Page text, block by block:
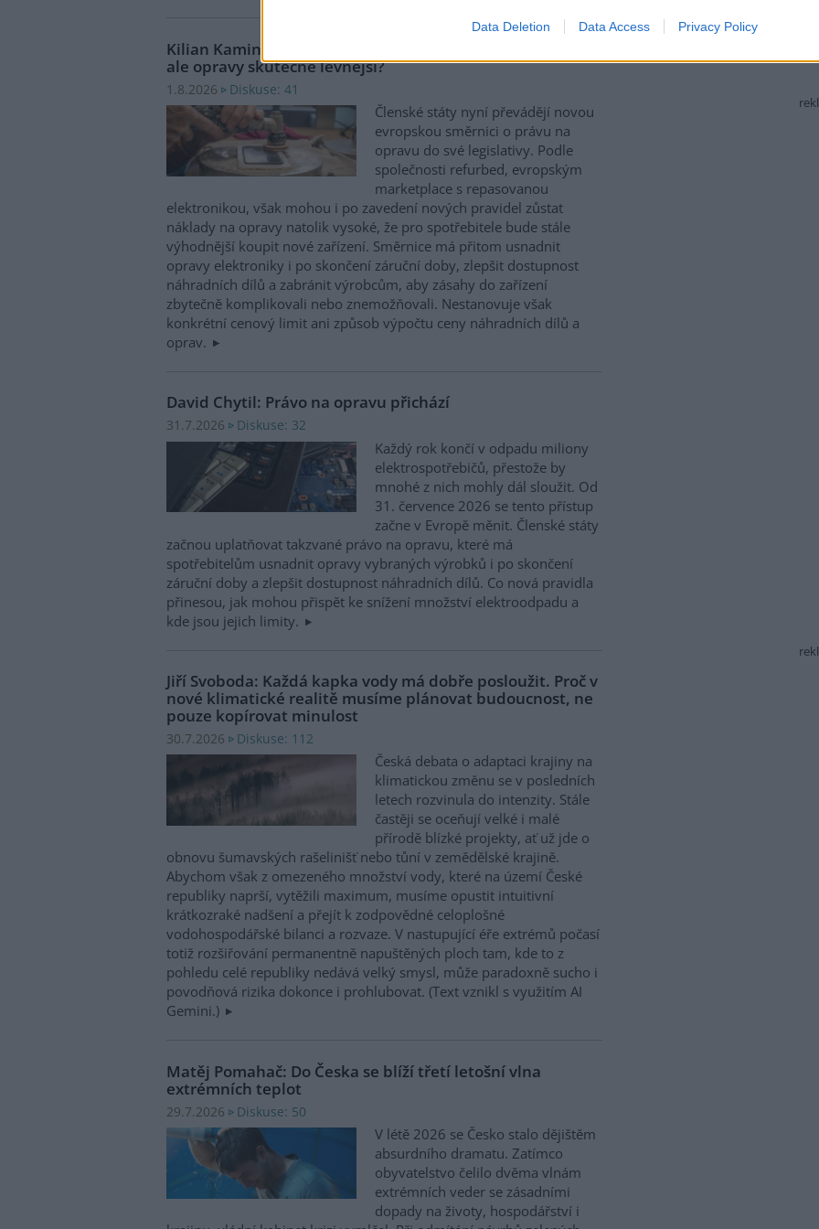
Data Deletion Data Access Privacy Policy
Kilian Kaminski: Evropa slibuje právo na opravu. Budou
ale opravy skutečně levnější?
1.8.2026 Diskuse: 41
Členské státy nyní převádějí novou
evropskou směrnici o právu na
opravu do své legislativy. Podle
společnosti refurbed, evropským
marketplace s repasovanou
elektronikou, však mohou i po zavedení nových pravidel zůstat
náklady na opravy natolik vysoké, že pro spotřebitele bude stále
výhodnější koupit nové zařízení. Směrnice má přitom usnadnit
opravy elektroniky i po skončení záruční doby, zlepšit dostupnost
náhradních dílů a zabránit výrobcům, aby zásahy do zařízení
zbytečně komplikovali nebo znemožňovali. Nestanovuje však
konkrétní cenový limit ani způsob výpočtu ceny náhradních dílů a
oprav.
David Chytil: Právo na opravu přichází
31.7.2026 Diskuse: 32
Každý rok končí v odpadu miliony
elektrospotřebičů, přestože by
mnohé z nich mohly dál sloužit. Od
31. července 2026 se tento přístup
začne v Evropě měnit. Členské státy
začnou uplatňovat takzvané právo na opravu, které má
spotřebitelům usnadnit opravy vybraných výrobků i po skončení
záruční doby a zlepšit dostupnost náhradních dílů. Co nová pravidla
přinesou, jak mohou přispět ke snížení množství elektroodpadu a
kde jsou jejich limity.
Jiří Svoboda: Každá kapka vody má dobře posloužit. Proč v
nové klimatické realitě musíme plánovat budoucnost, ne
pouze kopírovat minulost
30.7.2026 Diskuse: 112
Česká debata o adaptaci krajiny na
klimatickou změnu se v posledních
letech rozvinula do intenzity. Stále
častěji se oceňují velké i malé
přírodě blízké projekty, ať už jde o
obnovu šumavských rašelinišť nebo tůní v zemědělské krajině.
Abychom však z omezeného množství vody, které na území České
republiky naprší, vytěžili maximum, musíme opustit intuitivní
krátkozraké nadšení a přejít k zodpovědné celoplošné
vodohospodářské bilanci a rozvaze. V nastupující éře extrémů počasí
totiž rozšiřování permanentně napuštěných ploch tam, kde to z
pohledu celé republiky nedává velký smysl, může paradoxně sucho i
povodňová rizika dokonce i prohlubovat. (Text vznikl s využitím AI
Gemini.)
Matěj Pomahač: Do Česka se blíží třetí letošní vlna
extrémních teplot
29.7.2026 Diskuse: 50
V létě 2026 se Česko stalo dějištěm
absurdního dramatu. Zatímco
obyvatelstvo čelilo dvěma vlnám
extrémních veder se zásadními
dopady na životy, hospodářství i